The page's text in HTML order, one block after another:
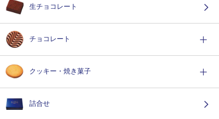
生チョコレート
チョコレート
クッキー・焼き菓子
詰合せ